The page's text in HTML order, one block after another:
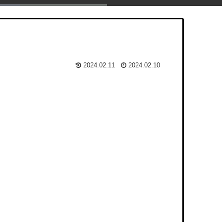
2024.02.11 2024.02.10